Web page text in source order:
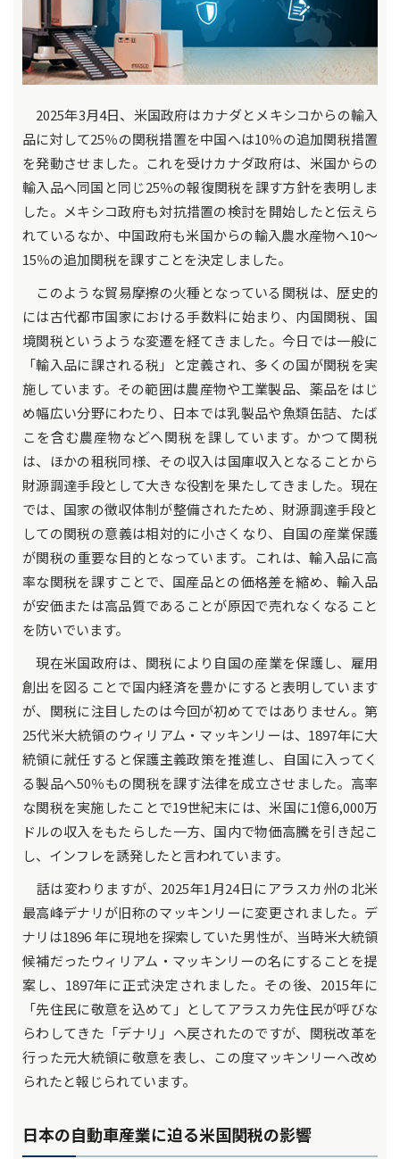
2025年3月4日、米国政府はカナダとメキシコからの輸入
品に対して25％の関税措置を中国へは10％の追加関税措置
を発動させました。これを受けカナダ政府は、米国からの
輸入品へ同国と同じ25％の報復関税を課す方針を表明しま
した。メキシコ政府も対抗措置の検討を開始したと伝えら
れているなか、中国政府も米国からの輸入農水産物へ10～
15％の追加関税を課すことを決定しました。
このような貿易摩擦の火種となっている関税は、歴史的
には古代都市国家における手数料に始まり、内国関税、国
境関税というような変遷を経てきました。今日では一般に
「輸入品に課される税」と定義され、多くの国が関税を実
施しています。その範囲は農産物や工業製品、薬品をはじ
め幅広い分野にわたり、日本では乳製品や魚類缶詰、たば
こを含む農産物などへ関税を課しています。かつて関税
は、ほかの租税同様、その収入は国庫収入となることから
財源調達手段として大きな役割を果たしてきました。現在
では、国家の徴収体制が整備されたため、財源調達手段と
しての関税の意義は相対的に小さくなり、自国の産業保護
が関税の重要な目的となっています。これは、輸入品に高
率な関税を課すことで、国産品との価格差を縮め、輸入品
が安価または高品質であることが原因で売れなくなること
を防いでいます。
現在米国政府は、関税により自国の産業を保護し、雇用
創出を図ることで国内経済を豊かにすると表明しています
が、関税に注目したのは今回が初めてではありません。第
25代米大統領のウィリアム・マッキンリーは、1897年に大
統領に就任すると保護主義政策を推進し、自国に入ってく
る製品へ50％もの関税を課す法律を成立させました。高率
な関税を実施したことで19世紀末には、米国に1億6,000万
ドルの収入をもたらした一方、国内で物価高騰を引き起こ
し、インフレを誘発したと言われています。
話は変わりますが、2025年1月24日にアラスカ州の北米
最高峰デナリが旧称のマッキンリーに変更されました。デ
ナリは1896 年に現地を探索していた男性が、当時米大統領
候補だったウィリアム・マッキンリーの名にすることを提
案し、1897年に正式決定されました。その後、2015年に
「先住民に敬意を込めて」としてアラスカ先住民が呼びな
らわしてきた「デナリ」へ戻されたのですが、関税改革を
行った元大統領に敬意を表し、この度マッキンリーへ改め
られたと報じられています。
日本の自動車産業に迫る米国関税の影響